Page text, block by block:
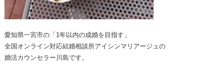
愛知県一宮市の「1年以内の成婚を目指す」
全国オンライン対応結婚相談所アイシンマリアージュの
婚活カウンセラー川島です。